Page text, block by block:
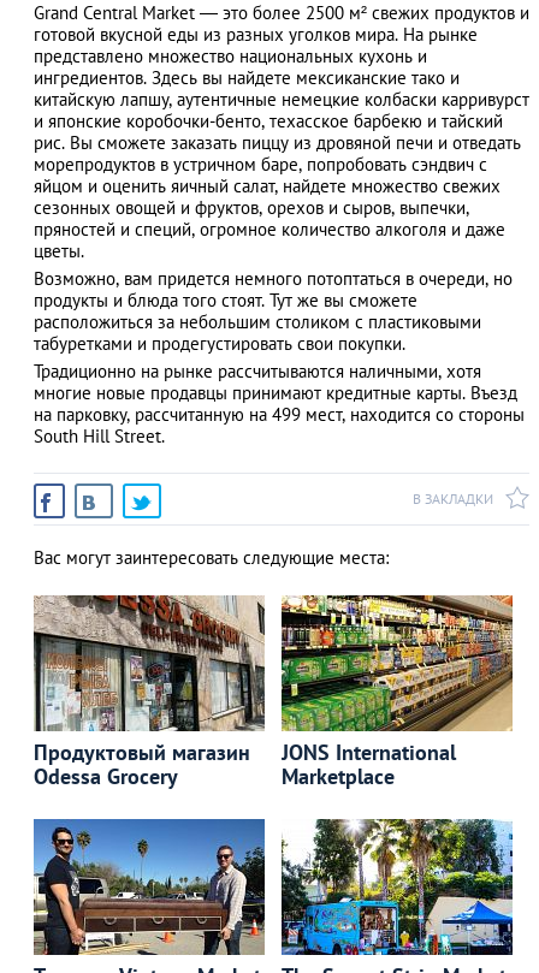
Grand Central Market ― это более 2500 м² свежих продуктов и
готовой вкусной еды из разных уголков мира. На рынке
представлено множество национальных кухонь и
ингредиентов. Здесь вы найдете мексиканские тако и
китайскую лапшу, аутентичные немецкие колбаски карривурст
и японские коробочки-бенто, техасское барбекю и тайский
рис. Вы сможете заказать пиццу из дровяной печи и отведать
морепродуктов в устричном баре, попробовать сэндвич с
яйцом и оценить яичный салат, найдете множество свежих
сезонных овощей и фруктов, орехов и сыров, выпечки,
пряностей и специй, огромное количество алкоголя и даже
цветы.
Возможно, вам придется немного потоптаться в очереди, но
продукты и блюда того стоят. Тут же вы сможете
расположиться за небольшим столиком с пластиковыми
табуретками и продегустировать свои покупки.
Традиционно на рынке рассчитываются наличными, хотя
многие новые продавцы принимают кредитные карты. Въезд
на парковку, рассчитанную на 499 мест, находится со стороны
South Hill Street.
В ЗАКЛАДКИ
Вас могут заинтересовать следующие места:
Продуктовый магазин
Odessa Grocery
JONS International
Marketplace